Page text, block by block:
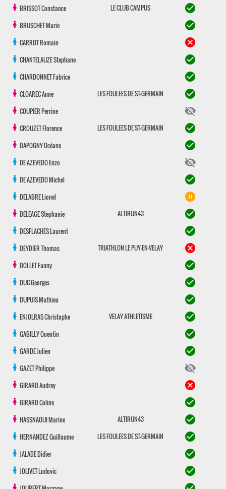
BRISSOTConstance LE CLUB CAMPUS check_circle
BRUSCHETMarie check_circle
CARROTRomain cancel
CHANTELAUZEStephane check_circle
CHARDONNETFabrice check_circle
CLOARECAnne LES FOULEES DE ST-GERMAIN check_circle
COUPIERPerrine visibility_off
CROUZETFlorence LES FOULEES DE ST-GERMAIN check_circle
DAPOGNYOcéane check_circle
DE AZEVEDOEnzo visibility_off
DE AZEVEDOMichel check_circle
DELABRELionel pause_circle_filled
DELEAGEStephanie ALTIRUN43 check_circle
DESFLACHESLaurent check_circle
DEYDIERThomas TRIATHLON LE PUY-EN-VELAY cancel
DOLLETFanny check_circle
DUCGeorges check_circle
DUPUISMathieu check_circle
ENJOLRASChristophe VELAY ATHLETISME check_circle
GABILLYQuentin check_circle
GARDEJulien check_circle
GAZETPhilippe visibility_off
GIRARDAudrey cancel
GIRARDColine check_circle
HASSNAOUIMarine ALTIRUN43 check_circle
HERNANDEZGuillaume LES FOULEES DE ST-GERMAIN check_circle
JALADEDidier check_circle
JOLIVETLudovic check_circle